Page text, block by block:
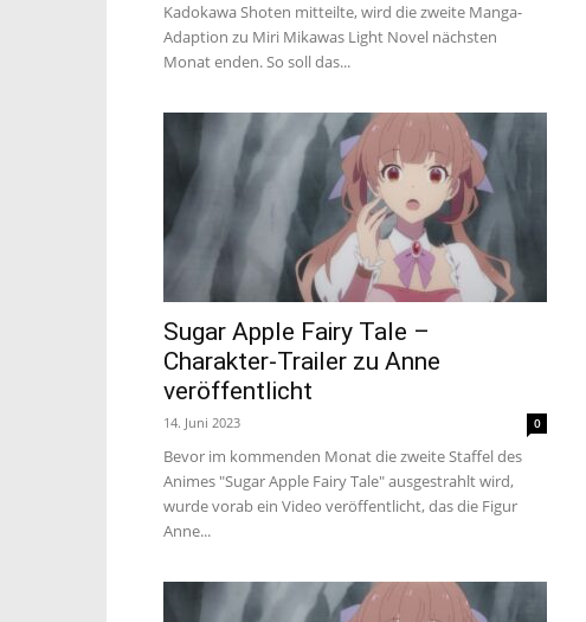
Kadokawa Shoten mitteilte, wird die zweite Manga-
Adaption zu Miri Mikawas Light Novel nächsten
Monat enden. So soll das...
Sugar Apple Fairy Tale –
Charakter-Trailer zu Anne
veröffentlicht
14. Juni 2023 0
Bevor im kommenden Monat die zweite Staffel des
Animes "Sugar Apple Fairy Tale" ausgestrahlt wird,
wurde vorab ein Video veröffentlicht, das die Figur
Anne...